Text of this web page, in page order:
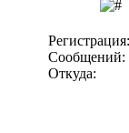
Сообщений:
Откуда: